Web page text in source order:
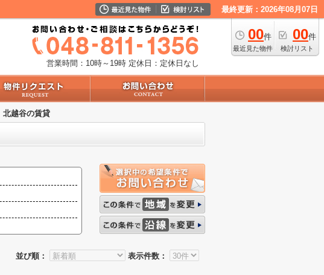
最終更新：2026年08月07日
00件
最近見た物件
00件
検討リスト
営業時間：10時～19時 定休日：定休日なし
北越谷の賃貸
並び順： 表示件数：